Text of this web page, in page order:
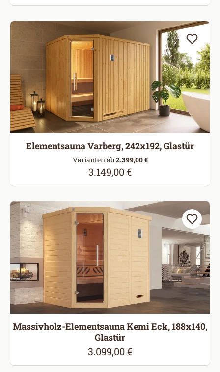
Elementsauna Varberg, 242x192, Glastür
Varianten ab2.399,00 €
Regulärer Preis:
3.149,00 €
Massivholz-Elementsauna Kemi Eck, 188x140,
Glastür
Regulärer Preis:
3.099,00 €